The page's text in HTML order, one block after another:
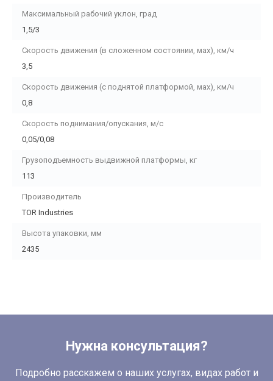
Максимальный рабочий уклон, град
1,5/3
Скорость движения (в сложенном состоянии, мах), км/ч
3,5
Скорость движения (с поднятой платформой, мах), км/ч
0,8
Скорость поднимания/опускания, м/с
0,05/0,08
Грузоподъемность выдвижной платформы, кг
113
Производитель
TOR Industries
Высота упаковки, мм
2435
Нужна консультация?
Подробно расскажем о наших услугах, видах работ и